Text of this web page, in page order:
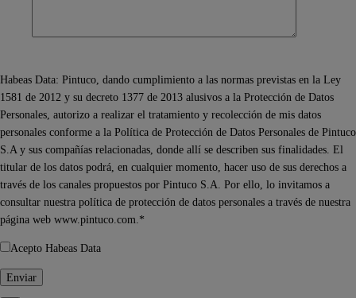
Habeas Data: Pintuco, dando cumplimiento a las normas previstas en la Ley
1581 de 2012 y su decreto 1377 de 2013 alusivos a la Protección de Datos
Personales, autorizo a realizar el tratamiento y recolección de mis datos
personales conforme a la Política de Protección de Datos Personales de Pintuco
S.A y sus compañías relacionadas, donde allí se describen sus finalidades. El
titular de los datos podrá, en cualquier momento, hacer uso de sus derechos a
través de los canales propuestos por Pintuco S.A. Por ello, lo invitamos a
consultar nuestra política de protección de datos personales a través de nuestra
página web www.pintuco.com.*
Acepto Habeas Data